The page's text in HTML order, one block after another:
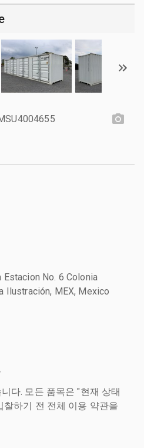
No. 6 Colonia
Ilustración, MEX, Mexico
다. 모든 품목은 "현재 상태
찰하기 전 전체 이용 약관을